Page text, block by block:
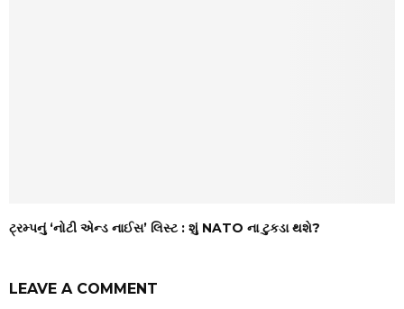
ટ્રમ્પનું ‘નોટી એન્ડ નાઈસ’ લિસ્ટ : શું NATO ના ટુકડા થશે?
LEAVE A COMMENT